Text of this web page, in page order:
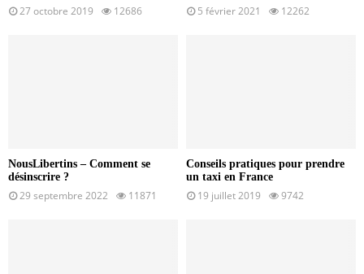
27 octobre 2019 12686 5 février 2021 12262
NousLibertins – Comment se
désinscrire ?
29 septembre 2022 11871
Conseils pratiques pour prendre
un taxi en France
19 juillet 2019 9742